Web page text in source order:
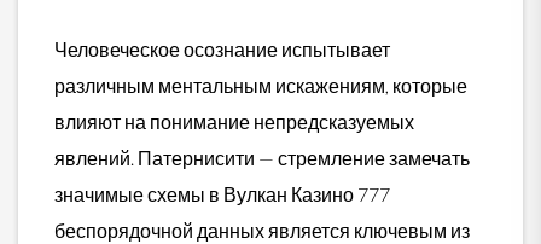
Человеческое осознание испытывает
различным ментальным искажениям, которые
влияют на понимание непредсказуемых
явлений. Патернисити — стремление замечать
значимые схемы в Вулкан Казино 777
беспорядочной данных является ключевым из